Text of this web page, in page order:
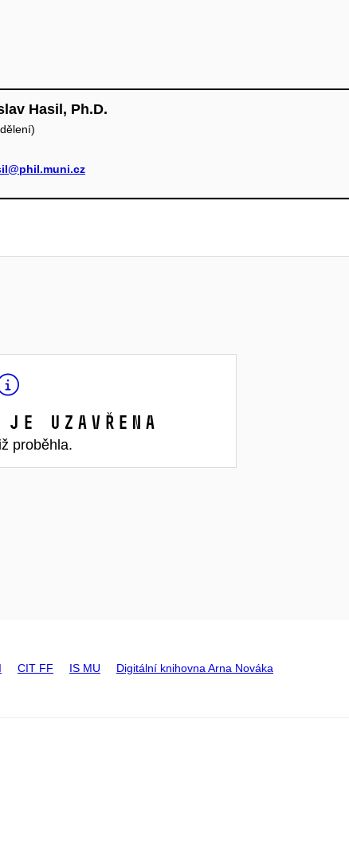
Hasil, Ph.D.
uzavřena
proběhla.
CIT FF IS MU Digitální knihovna Arna Nováka